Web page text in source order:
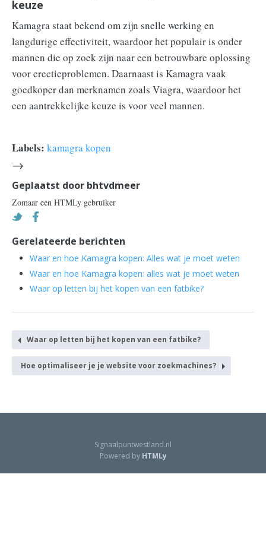
keuze
Kamagra staat bekend om zijn snelle werking en
langdurige effectiviteit, waardoor het populair is onder
mannen die op zoek zijn naar een betrouwbare oplossing
voor erectieproblemen. Daarnaast is Kamagra vaak
goedkoper dan merknamen zoals Viagra, waardoor het
een aantrekkelijke keuze is voor veel mannen.
Labels: kamagra kopen
→
Geplaatst door bhtvdmeer
Zomaar een HTMLy gebruiker
Gerelateerde berichten
Waar en hoe Kamagra kopen: Alles wat je moet weten
Waar en hoe Kamagra kopen: alles wat je moet weten
Waar op letten bij het kopen van een fatbike?
Waar op letten bij het kopen van een fatbike?
Hoe optimaliseer je je website voor zoekmachines?
Signaalpuntwestland.nl
Powered by HTMLy